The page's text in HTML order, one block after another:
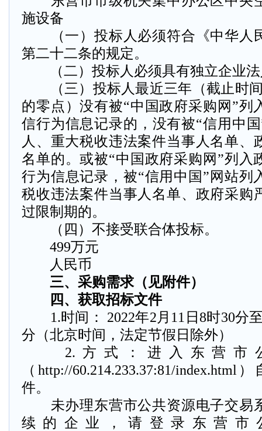
施设备
（一）投标人必须符合《中华人
第二十二条的规定。
（二）投标人必须具有独立企业法
（三）投标人最近三年（截止时间
的零点）没有被“中国政府采购网”列
信行为信息记录的，没有被“信用中
人、重大税收违法案件当事人名单、
名单的。或被“中国政府采购网”列入
行为信息记录，被“信用中国”网站列
税收违法案件当事人名单、政府采购
过限制期的。
（四）不接受联合体投标。
499万元
人民币
三、采购需求（见附件）
四、获取招标文件
1.时间： 2022年2月11日8时30分至
分（北京时间，法定节假日除外）
2.方式：进入东营市
（http://60.214.233.37:81/
件。
未办理东营市公共资源电子交易
续的企业，请登录东营市